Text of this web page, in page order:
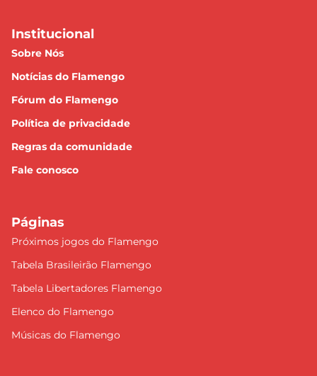
Institucional
Sobre Nós
Notícias do Flamengo
Fórum do Flamengo
Política de privacidade
Regras da comunidade
Fale conosco
Páginas
Próximos jogos do Flamengo
Tabela Brasileirão Flamengo
Tabela Libertadores Flamengo
Elenco do Flamengo
Músicas do Flamengo